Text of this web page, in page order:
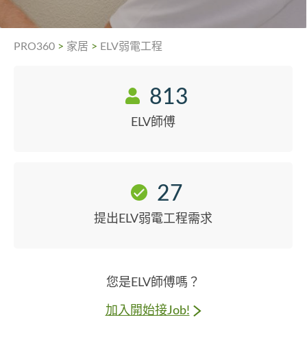
PRO360 > 家居 > ELV弱電工程
813
ELV師傅
27
提出ELV弱電工程需求
您是ELV師傅嗎？
加入開始接Job!